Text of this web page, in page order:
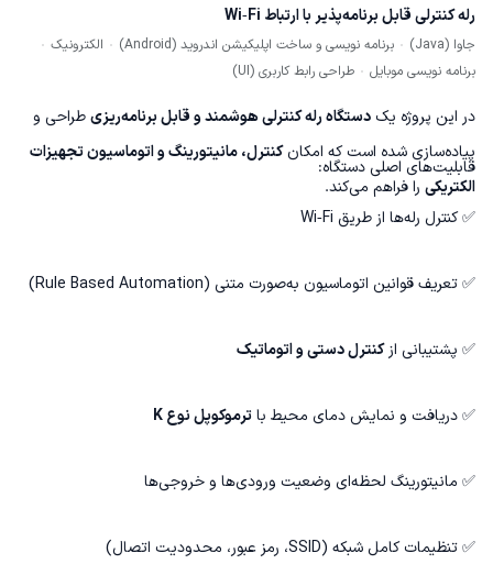
رله کنترلی قابل برنامه‌پذیر با ارتباط Wi‑Fi
جاوا (Java) برنامه نویسی و ساخت اپلیکیشن اندروید (Android)
الکترونیک
برنامه نویسی موبایل
طراحی رابط کاربری (UI)
در این پروژه یک دستگاه رله کنترلی هوشمند و قابل برنامه‌ریزیطراحی و
پیاده‌سازی شده است که امکانکنترل، مانیتورینگ و اتوماسیون تجهیزات
الکتریکی را فراهم می‌کند.
قابلیت‌های اصلی دستگاه:
✅ کنترل رله‌ها از طریق Wi‑Fi
✅ تعریف قوانین اتوماسیون به‌صورت متنی (Rule Based Automation)
✅ پشتیبانی ازکنترل دستی و اتوماتیک
✅ دریافت و نمایش دمای محیط با ترموکوپل نوع K
✅ مانیتورینگ لحظه‌ای وضعیت ورودی‌ها و خروجی‌ها
✅ تنظیمات کامل شبکه (SSID، رمز عبور، محدودیت اتصال)